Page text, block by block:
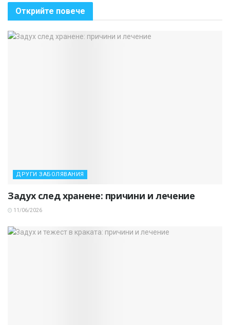
Открийте повече
ДРУГИ ЗАБОЛЯВАНИЯ
Задух след хранене: причини и лечение
11/06/2026